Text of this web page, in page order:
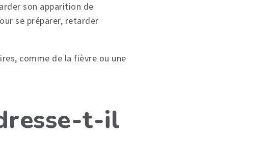
son apparition de
se préparer, retarder
comme de la fièvre ou une
t-il